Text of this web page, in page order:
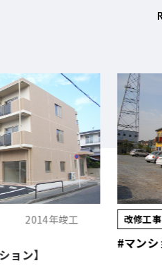
改修工事